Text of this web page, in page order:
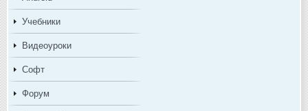
Учебники
Видеоуроки
Софт
Форум